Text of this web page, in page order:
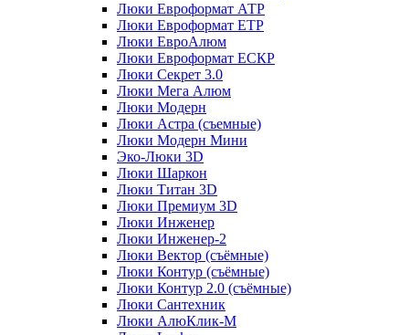
Люки Евроформат АТР
Люки Евроформат ЕТР
Люки ЕвроАлюм
Люки Евроформат ЕСКР
Люки Секрет 3.0
Люки Мега Алюм
Люки Модерн
Люки Астра (съемные)
Люки Модерн Мини
Эко-Люки 3D
Люки Шаркон
Люки Титан 3D
Люки Премиум 3D
Люки Инженер
Люки Инженер-2
Люки Вектор (съёмные)
Люки Контур (съёмные)
Люки Контур 2.0 (съёмные)
Люки Сантехник
Люки АлюКлик-М